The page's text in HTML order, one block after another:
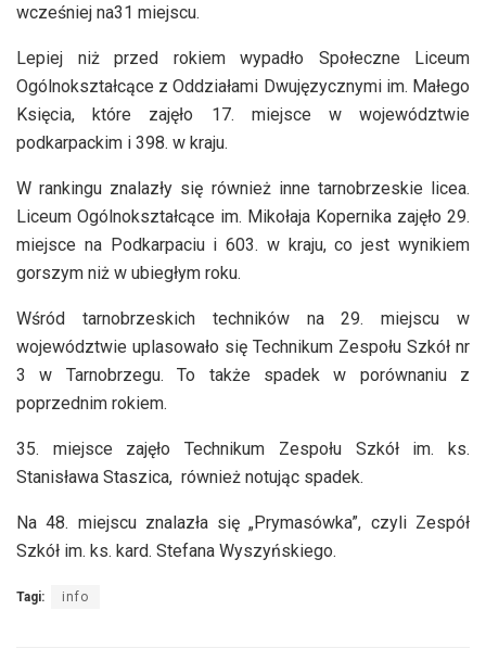
wcześniej na31 miejscu.
Lepiej niż przed rokiem wypadło Społeczne Liceum
Ogólnokształcące z Oddziałami Dwujęzycznymi im. Małego
Księcia, które zajęło 17. miejsce w województwie
podkarpackim i 398. w kraju.
W rankingu znalazły się również inne tarnobrzeskie licea.
Liceum Ogólnokształcące im. Mikołaja Kopernika zajęło 29.
miejsce na Podkarpaciu i 603. w kraju, co jest wynikiem
gorszym niż w ubiegłym roku.
Wśród tarnobrzeskich techników na 29. miejscu w
województwie uplasowało się Technikum Zespołu Szkół nr
3 w Tarnobrzegu. To także spadek w porównaniu z
poprzednim rokiem.
35. miejsce zajęło Technikum Zespołu Szkół im. ks.
Stanisława Staszica, również notując spadek.
Na 48. miejscu znalazła się „Prymasówka”, czyli Zespół
Szkół im. ks. kard. Stefana Wyszyńskiego.
Tagi: info